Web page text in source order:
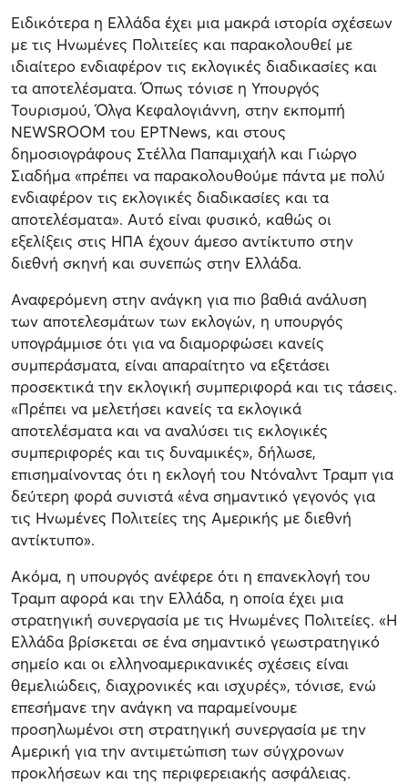
Ειδικότερα η Ελλάδα έχει μια μακρά ιστορία σχέσεων
με τις Ηνωμένες Πολιτείες και παρακολουθεί με
ιδιαίτερο ενδιαφέρον τις εκλογικές διαδικασίες και
τα αποτελέσματα. Όπως τόνισε η Υπουργός
Τουρισμού, Όλγα Κεφαλογιάννη, στην εκπομπή
NEWSROOM του ΕΡΤNews, και στους
δημοσιογράφους Στέλλα Παπαμιχαήλ και Γιώργο
Σιαδήμα «πρέπει να παρακολουθούμε πάντα με πολύ
ενδιαφέρον τις εκλογικές διαδικασίες και τα
αποτελέσματα». Αυτό είναι φυσικό, καθώς οι
εξελίξεις στις ΗΠΑ έχουν άμεσο αντίκτυπο στην
διεθνή σκηνή και συνεπώς στην Ελλάδα.
Αναφερόμενη στην ανάγκη για πιο βαθιά ανάλυση
των αποτελεσμάτων των εκλογών, η υπουργός
υπογράμμισε ότι για να διαμορφώσει κανείς
συμπεράσματα, είναι απαραίτητο να εξετάσει
προσεκτικά την εκλογική συμπεριφορά και τις τάσεις.
«Πρέπει να μελετήσει κανείς τα εκλογικά
αποτελέσματα και να αναλύσει τις εκλογικές
συμπεριφορές και τις δυναμικές», δήλωσε,
επισημαίνοντας ότι η εκλογή του Ντόναλντ Τραμπ για
δεύτερη φορά συνιστά «ένα σημαντικό γεγονός για
τις Ηνωμένες Πολιτείες της Αμερικής με διεθνή
αντίκτυπο».
Ακόμα, η υπουργός ανέφερε ότι η επανεκλογή του
Τραμπ αφορά και την Ελλάδα, η οποία έχει μια
στρατηγική συνεργασία με τις Ηνωμένες Πολιτείες. «Η
Ελλάδα βρίσκεται σε ένα σημαντικό γεωστρατηγικό
σημείο και οι ελληνοαμερικανικές σχέσεις είναι
θεμελιώδεις, διαχρονικές και ισχυρές», τόνισε, ενώ
επεσήμανε την ανάγκη να παραμείνουμε
προσηλωμένοι στη στρατηγική συνεργασία με την
Αμερική για την αντιμετώπιση των σύγχρονων
προκλήσεων και της περιφερειακής ασφάλειας.